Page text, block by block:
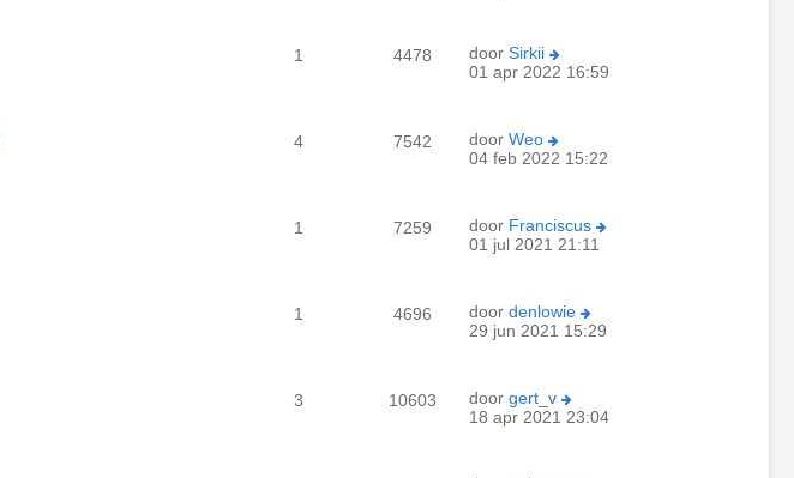
1 4478 door Sirkii
01 apr 2022 16:59
4 7542 door Weo
04 feb 2022 15:22
1 7259 door Franciscus
01 jul 2021 21:11
1 4696 door denlowie
29 jun 2021 15:29
3 10603 door gert_v
18 apr 2021 23:04